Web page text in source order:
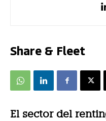
Share & Fleet
El sector del